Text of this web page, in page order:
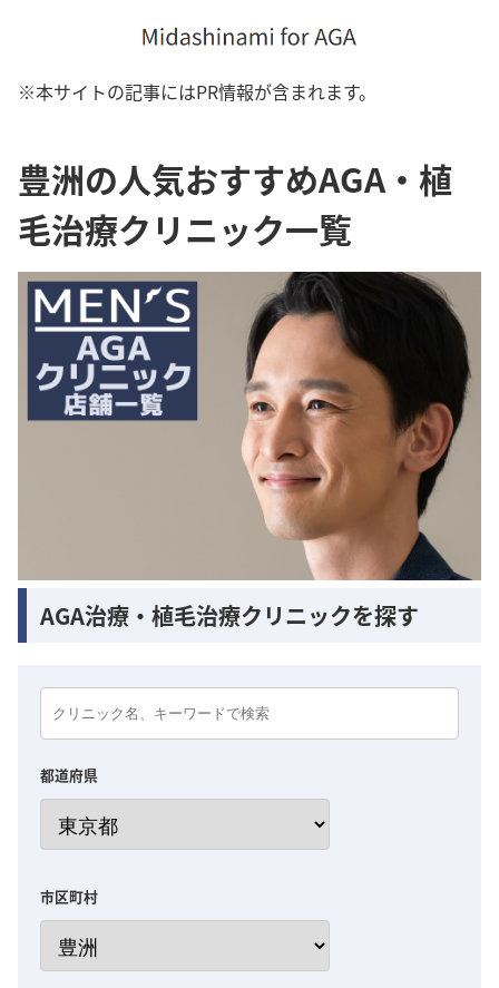
※本サイトの記事にはPR情報が含まれます。
豊洲の人気おすすめAGA・植
毛治療クリニック一覧
AGA治療・植毛治療クリニックを探す
都道府県
市区町村